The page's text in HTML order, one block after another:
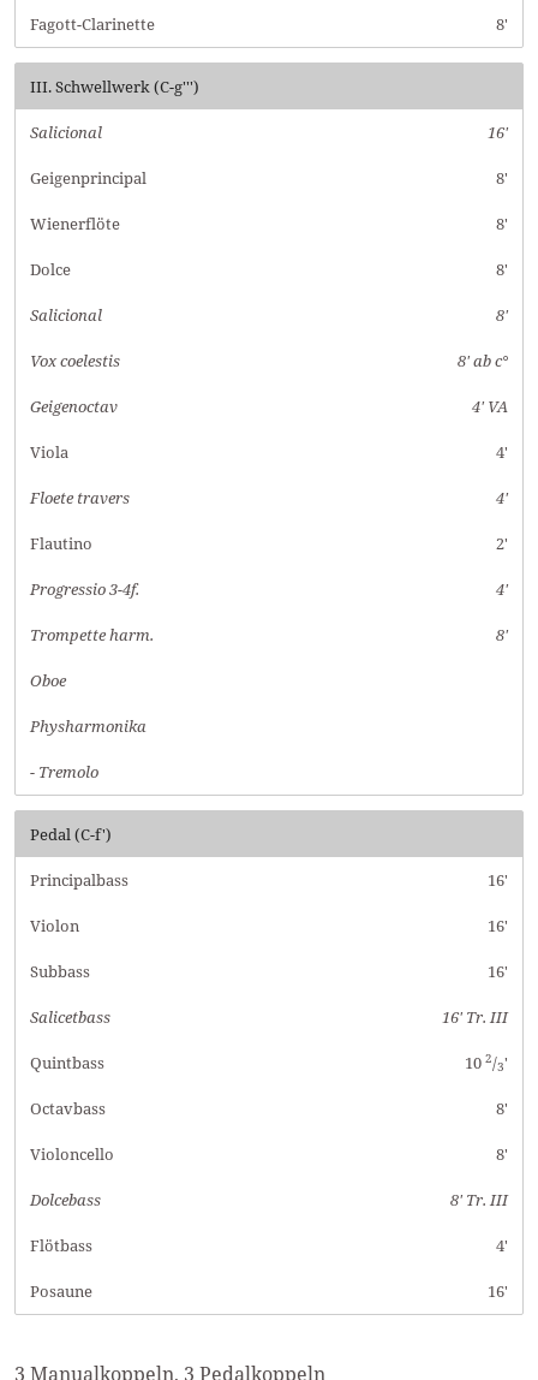
Fagott-Clarinette 8'
III. Schwellwerk (C-g''')
Salicional 16'
Geigenprincipal 8'
Wienerflöte 8'
Dolce 8'
Salicional 8'
Vox coelestis 8' ab c°
Geigenoctav 4' VA
Viola 4'
Floete travers 4'
Flautino 2'
Progressio 3-4f. 4'
Trompette harm. 8'
Oboe
Physharmonika
- Tremolo
Pedal (C-f')
Principalbass 16'
Violon 16'
Subbass 16'
Salicetbass 16' Tr. III
Quintbass 10 2/3'
Octavbass 8'
Violoncello 8'
Dolcebass 8' Tr. III
Flötbass 4'
Posaune 16'
3 Manualkoppeln, 3 Pedalkoppeln